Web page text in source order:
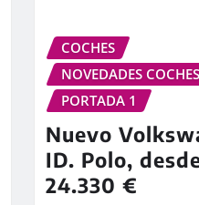
COCHES
NOVEDADES COCHES
PORTADA 1
Nuevo
ID. Polo,
24.330 €